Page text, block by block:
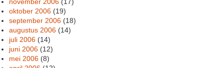
oktober 2006 (19)
september 2006 (18)
augustus 2006 (14)
juli 2006 (14)
juni 2006 (12)
mei 2006 (8)